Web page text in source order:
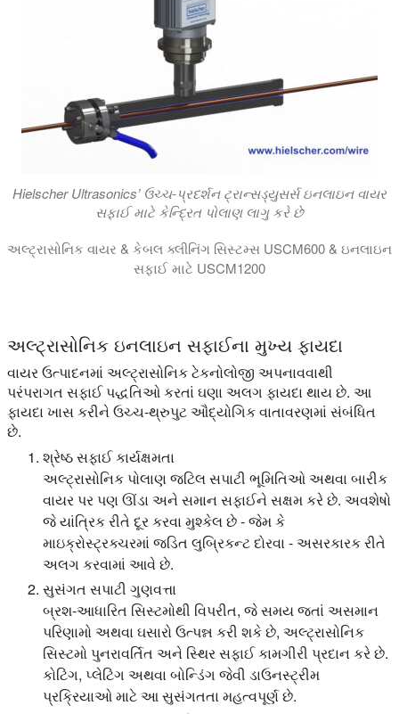
Hielscher Ultrasonics’ ઉચ્ચ-પ્રદર્શન ટ્રાન્સડ્યુસર્સ ઇનલાઇન વાયર
સફાઈ માટે કેન્દ્રિત પોલાણ લાગુ કરે છે
અલ્ટ્રાસોનિક વાયર & કેબલ ક્લીનિંગ સિસ્ટમ્સ USCM600 & ઇનલાઇન
સફાઈ માટે USCM1200
અલ્ટ્રાસોનિક ઇનલાઇન સફાઈના મુખ્ય ફાયદા
વાયર ઉત્પાદનમાં અલ્ટ્રાસોનિક ટેકનોલોજી અપનાવવાથી
પરંપરાગત સફાઈ પદ્ધતિઓ કરતાં ઘણા અલગ ફાયદા થાય છે. આ
ફાયદા ખાસ કરીને ઉચ્ચ-થ્રુપુટ ઔદ્યોગિક વાતાવરણમાં સંબંધિત
છે.
શ્રેષ્ઠ સફાઈ કાર્યક્ષમતા
અલ્ટ્રાસોનિક પોલાણ જટિલ સપાટી ભૂમિતિઓ અથવા બારીક
વાયર પર પણ ઊંડા અને સમાન સફાઈને સક્ષમ કરે છે. અવશેષો
જે યાંત્રિક રીતે દૂર કરવા મુશ્કેલ છે - જેમ કે
માઇક્રોસ્ટ્રક્ચરમાં જડિત લુબ્રિકન્ટ દોરવા - અસરકારક રીતે
અલગ કરવામાં આવે છે.
સુસંગત સપાટી ગુણવત્તા
બ્રશ-આધારિત સિસ્ટમોથી વિપરીત, જે સમય જતાં અસમાન
પરિણામો અથવા ઘસારો ઉત્પન્ન કરી શકે છે, અલ્ટ્રાસોનિક
સિસ્ટમો પુનરાવર્તિત અને સ્થિર સફાઈ કામગીરી પ્રદાન કરે છે.
કોટિંગ, પ્લેટિંગ અથવા બોન્ડિંગ જેવી ડાઉનસ્ટ્રીમ
પ્રક્રિયાઓ માટે આ સુસંગતતા મહત્વપૂર્ણ છે.